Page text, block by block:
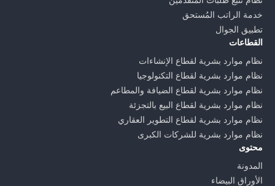
خدمة الراتب المُستحق
تطبيق الجوال
القطاعات
نظام موارد بشرية لقطاع الإنشاءات
نظام موارد بشرية لقطاع التكنولوجيا
نظام موارد بشرية لقطاع الضيافة والمطاعم
نظام موارد بشرية لقطاع البيع بالتجزئة
نظام موارد بشرية لقطاع التطوير العقاري
نظام موارد بشرية للشركات الكبرى
محتوى
المدونة
الأوراق البيضاء